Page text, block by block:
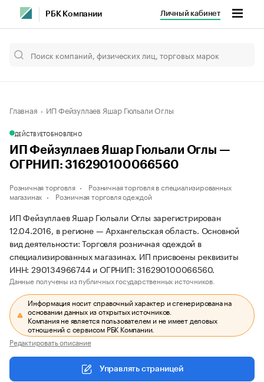
РБК Компании Личный кабинет
Главная ИП Фейзуллаев Яшар Гюльали Оглы
ДЕЙСТВУЕТОБНОВЛЕНО
ИП Фейзуллаев Яшар Гюльали Оглы —
ОГРНИП: 316290100066560
Розничная торговля
Розничная торговля в специализированных
магазинах
Розничная торговля одеждой
ИП Фейзуллаев Яшар Гюльали Оглы зарегистрирован
12.04.2016, в регионе — Архангельская область. Основной
вид деятельности: Торговля розничная одеждой в
специализированных магазинах. ИП присвоены реквизиты
ИНН: 290134966744 и ОГРНИП: 316290100066560.
Данные получены из публичных государственных источников.
Информация носит справочный характер и сгенерирована на
основании данных из открытых источников.
Компания не является пользователем и не имеет деловых
отношений с сервисом РБК Компании.
Редактировать описание
Управлять страницей